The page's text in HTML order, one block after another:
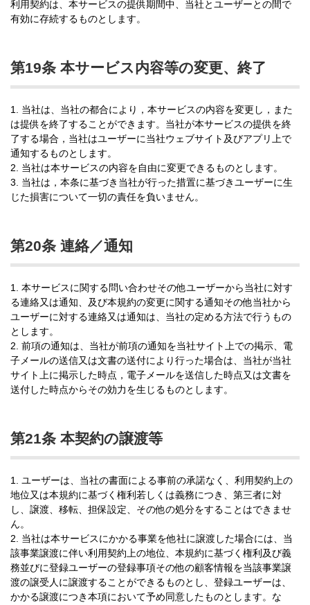
利用契約は、本サービスの提供期間中、当社とユーザーとの間で
有効に存続するものとします。
第19条 本サービス内容等の変更、終了
1. 当社は、当社の都合により，本サービスの内容を変更し，また
は提供を終了することができます。当社が本サービスの提供を終
了する場合，当社はユーザーに当社ウェブサイト及びアプリ上で
通知するものとします。
2. 当社は本サービスの内容を自由に変更できるものとします。
3. 当社は，本条に基づき当社が行った措置に基づきユーザーに生
じた損害について一切の責任を負いません。
第20条 連絡／通知
1. 本サービスに関する問い合わせその他ユーザーから当社に対す
る連絡又は通知、及び本規約の変更に関する通知その他当社から
ユーザーに対する連絡又は通知は、当社の定める方法で行うもの
とします。
2. 前項の通知は、当社が前項の通知を当社サイト上での掲示、電
子メールの送信又は文書の送付により行った場合は、当社が当社
サイト上に掲示した時点，電子メールを送信した時点又は文書を
送付した時点からその効力を生じるものとします。
第21条 本契約の譲渡等
1. ユーザーは、当社の書面による事前の承諾なく、利用契約上の
地位又は本規約に基づく権利若しくは義務につき、第三者に対
し、譲渡、移転、担保設定、その他の処分をすることはできませ
ん。
2. 当社は本サービスにかかる事業を他社に譲渡した場合には、当
該事業譲渡に伴い利用契約上の地位、本規約に基づく権利及び義
務並びに登録ユーザーの登録事項その他の顧客情報を当該事業譲
渡の譲受人に譲渡することができるものとし、登録ユーザーは、
かかる譲渡につき本項において予め同意したものとします。な